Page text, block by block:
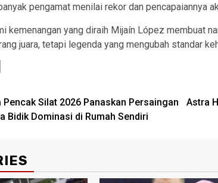
pengamat menilai rekor dan pencapaiannya
kemenangan yang diraih Mijaín López membuat
juara, tetapi legenda yang mengubah standar
Pencak Silat 2026 Panaskan Persaingan
Bidik Dominasi di Rumah Sendiri
Astra